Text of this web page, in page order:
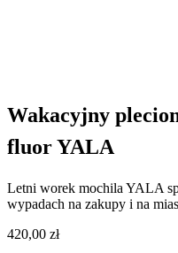
Wakacyjny
fluor YALA
Letni worek mochila YALA
wypadach na zakupy i na
420,00 zł